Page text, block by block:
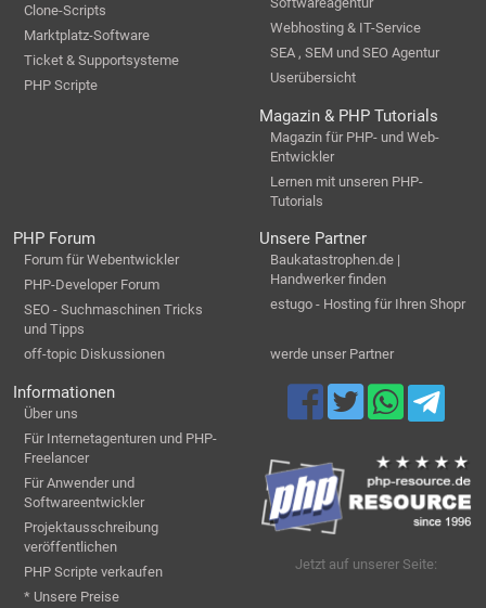
Clone-Scripts
Marktplatz-Software
Ticket & Supportsysteme
PHP Scripte
Webhosting & IT-Service
SEA , SEM und SEO Agentur
Userübersicht
Magazin & PHP Tutorials
Magazin für PHP- und Web-
Entwickler
Lernen mit unseren PHP-
Tutorials
PHP Forum
Forum für Webentwickler
PHP-Developer Forum
SEO - Suchmaschinen Tricks
und Tipps
off-topic Diskussionen
Unsere Partner
Baukatastrophen.de |
Handwerker finden
estugo - Hosting für Ihren Shopr
werde unser Partner
Informationen
Über uns
Für Internetagenturen und PHP-
Freelancer
Für Anwender und
Softwareentwickler
Projektausschreibung
veröffentlichen
PHP Scripte verkaufen
* Unsere Preise
Jetzt auf unserer Seite: